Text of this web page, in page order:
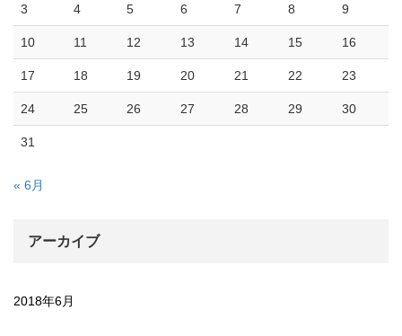
3 4 5 6 7 8 9
10 11 12 13 14 15 16
17 18 19 20 21 22 23
24 25 26 27 28 29 30
31
« 6月
アーカイブ
2018年6月